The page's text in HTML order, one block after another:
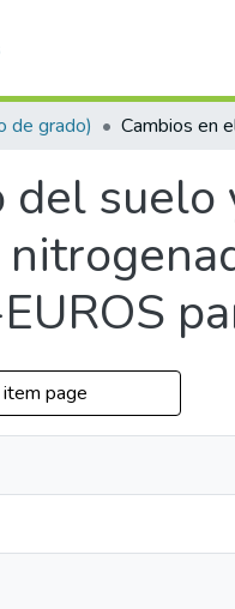
de grado)
del
page